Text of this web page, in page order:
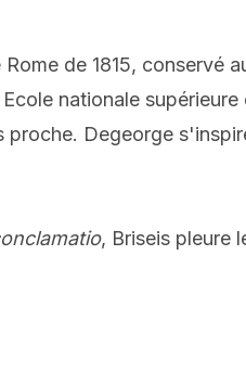
de 1815, conservé
nationale supérieure
proche. Degeorge
, Briseis pleure